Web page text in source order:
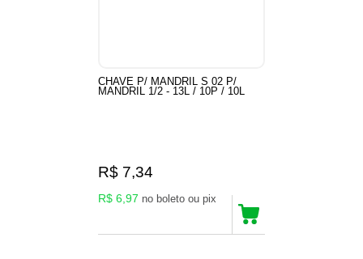
CHAVE P/ MANDRIL S 02 P/
MANDRIL 1/2 - 13L / 10P / 10L
R$ 7,34
R$ 6,97 no boleto ou pix